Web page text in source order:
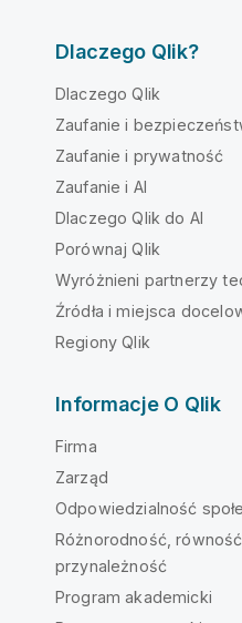
Dlaczego Qlik?
Dlaczego Qlik
Zaufanie i
Zaufanie i prywatność
Zaufanie i AI
Dlaczego Qlik do AI
Porównaj Qlik
Wyróżnieni partnerzy
Źródła i miejsca
Regiony Qlik
Informacje O Qlik
Firma
Zarząd
Odpowiedzialność
Różnorodność,
przynależność
Program akademicki